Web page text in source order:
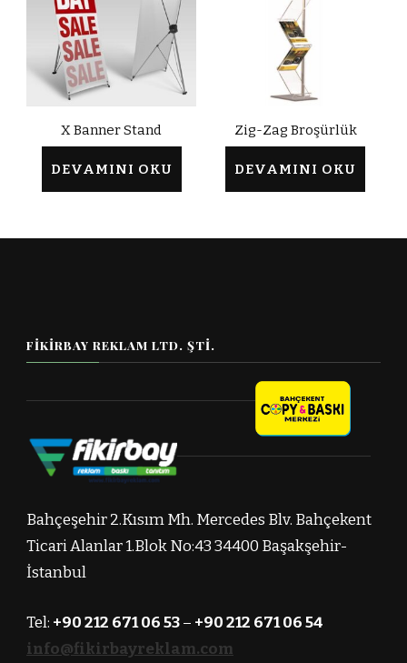
X Banner Stand
DEVAMINI OKU
Zig-Zag Broşürlük
DEVAMINI OKU
FIKIRBAY REKLAM LTD. ŞTI.
Bahçeşehir 2.Kısım Mh. Mercedes Blv. Bahçekent
Ticari Alanlar 1.Blok No:43 34400 Başakşehir-
İstanbul
Tel: +90 212 671 06 53– +90 212 671 06 54
info@fikirbayreklam.com